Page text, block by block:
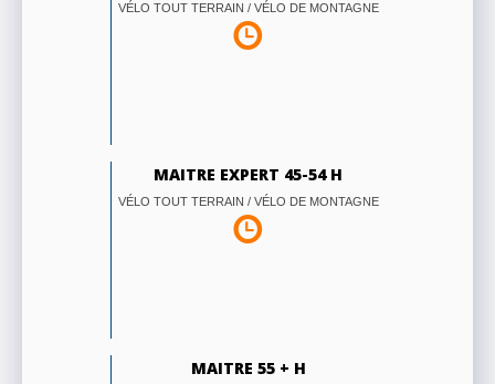
VÉLO TOUT TERRAIN / VÉLO DE MONTAGNE
MAITRE EXPERT 45-54 H
VÉLO TOUT TERRAIN / VÉLO DE MONTAGNE
MAITRE 55 + H